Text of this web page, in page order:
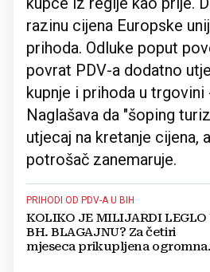
razinu cijena Europske
prihoda. Odluke poput
povrat PDV-a dodatno
kupnje i prihoda u trgovini
Naglašava da "šoping
utjecaj na kretanje cijena,
potrošač zanemaruje.
PRIHODI OD PDV-A U BIH
KOLIKO JE MILIJARDI LEGLO
BH. BLAGAJNU? Za četiri
mjeseca prikupljena ogromna